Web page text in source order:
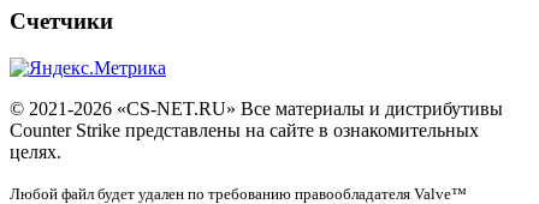
Счетчики
© 2021-2026 «CS-NET.RU» Все материалы и дистрибутивы
Counter Strike представлены на сайте в ознакомительных
целях.
Любой файл будет удален по требованию правообладателя Valve™